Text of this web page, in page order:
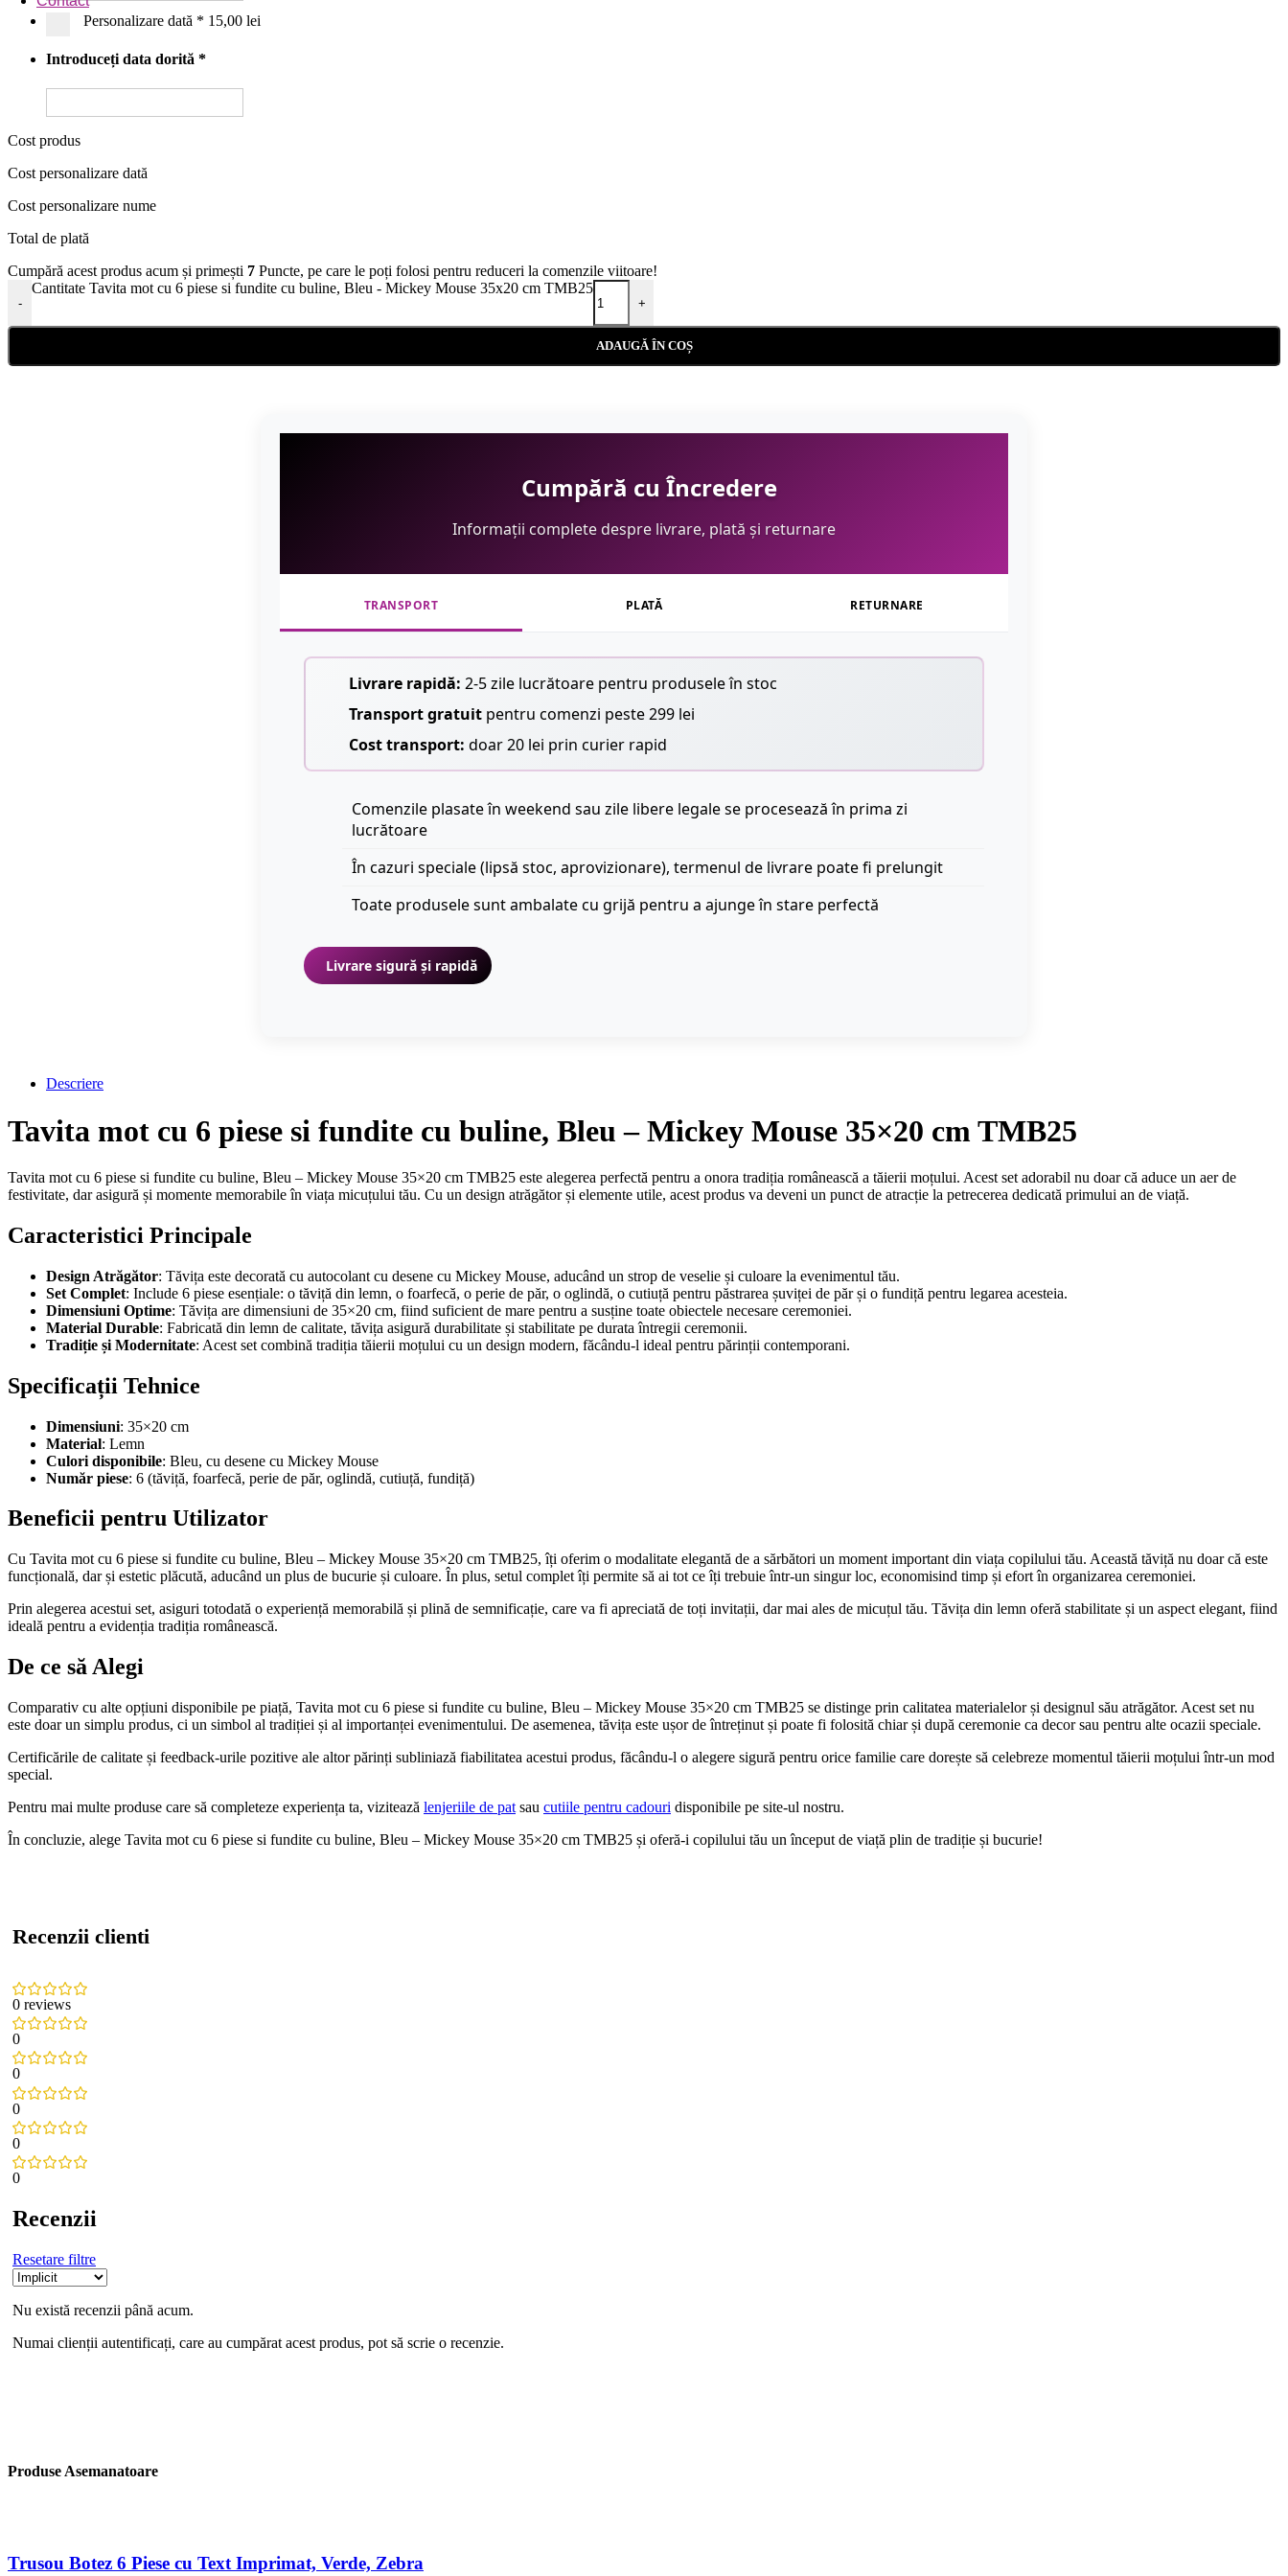
Personalizare dată * 15,00 lei
Introduceți data dorită *
Cost produs
Cost personalizare dată
Cost personalizare nume
Total de plată
Cumpără acest produs acum și primești 7 Puncte, pe care le poți folosi pentru reduceri la comenzile viitoare!
-
Cantitate Tavita mot cu 6 piese si fundite cu buline, Bleu - Mickey Mouse 35x20 cm TMB25
+
ADAUGĂ ÎN COȘ
Cumpără cu Încredere
Informații complete despre livrare, plată și returnare
TRANSPORT PLATĂ RETURNARE
Livrare rapidă: 2-5 zile lucrătoare pentru produsele în stoc
Transport gratuit pentru comenzi peste 299 lei
Cost transport: doar 20 lei prin curier rapid
Comenzile plasate în weekend sau zile libere legale se procesează în prima zi
lucrătoare
În cazuri speciale (lipsă stoc, aprovizionare), termenul de livrare poate fi prelungit
Toate produsele sunt ambalate cu grijă pentru a ajunge în stare perfectă
Livrare sigură și rapidă
Descriere
Tavita mot cu 6 piese si fundite cu buline, Bleu – Mickey Mouse 35×20 cm TMB25
Tavita mot cu 6 piese si fundite cu buline, Bleu – Mickey Mouse 35×20 cm TMB25 este alegerea perfectă pentru a onora tradiția românească a tăierii moțului. Acest set adorabil nu doar că aduce un aer de
festivitate, dar asigură și momente memorabile în viața micuțului tău. Cu un design atrăgător și elemente utile, acest produs va deveni un punct de atracție la petrecerea dedicată primului an de viață.
Caracteristici Principale
Design Atrăgător: Tăvița este decorată cu autocolant cu desene cu Mickey Mouse, aducând un strop de veselie și culoare la evenimentul tău.
Set Complet: Include 6 piese esențiale: o tăviță din lemn, o foarfecă, o perie de păr, o oglindă, o cutiuță pentru păstrarea șuviței de păr și o fundiță pentru legarea acesteia.
Dimensiuni Optime: Tăvița are dimensiuni de 35×20 cm, fiind suficient de mare pentru a susține toate obiectele necesare ceremoniei.
Material Durable: Fabricată din lemn de calitate, tăvița asigură durabilitate și stabilitate pe durata întregii ceremonii.
Tradiție și Modernitate: Acest set combină tradiția tăierii moțului cu un design modern, făcându-l ideal pentru părinții contemporani.
Specificații Tehnice
Dimensiuni: 35×20 cm
Material: Lemn
Culori disponibile: Bleu, cu desene cu Mickey Mouse
Număr piese: 6 (tăviță, foarfecă, perie de păr, oglindă, cutiuță, fundiță)
Beneficii pentru Utilizator
Cu Tavita mot cu 6 piese si fundite cu buline, Bleu – Mickey Mouse 35×20 cm TMB25, îți oferim o modalitate elegantă de a sărbători un moment important din viața copilului tău. Această tăviță nu doar că este
funcțională, dar și estetic plăcută, aducând un plus de bucurie și culoare. În plus, setul complet îți permite să ai tot ce îți trebuie într-un singur loc, economisind timp și efort în organizarea ceremoniei.
Prin alegerea acestui set, asiguri totodată o experiență memorabilă și plină de semnificație, care va fi apreciată de toți invitații, dar mai ales de micuțul tău. Tăvița din lemn oferă stabilitate și un aspect elegant, fiind
ideală pentru a evidenția tradiția românească.
De ce să Alegi
Comparativ cu alte opțiuni disponibile pe piață, Tavita mot cu 6 piese si fundite cu buline, Bleu – Mickey Mouse 35×20 cm TMB25 se distinge prin calitatea materialelor și designul său atrăgător. Acest set nu
este doar un simplu produs, ci un simbol al tradiției și al importanței evenimentului. De asemenea, tăvița este ușor de întreținut și poate fi folosită chiar și după ceremonie ca decor sau pentru alte ocazii speciale.
Certificările de calitate și feedback-urile pozitive ale altor părinți subliniază fiabilitatea acestui produs, făcându-l o alegere sigură pentru orice familie care dorește să celebreze momentul tăierii moțului într-un mod
special.
Pentru mai multe produse care să completeze experiența ta, vizitează lenjeriile de pat sau cutiile pentru cadouri disponibile pe site-ul nostru.
În concluzie, alege Tavita mot cu 6 piese si fundite cu buline, Bleu – Mickey Mouse 35×20 cm TMB25 și oferă-i copilului tău un început de viață plin de tradiție și bucurie!
Recenzii clienti
0 reviews
0
0
0
0
0
Recenzii
Resetare filtre
Nu există recenzii până acum.
Numai clienții autentificați, care au cumpărat acest produs, pot să scrie o recenzie.
Produse Asemanatoare
Trusou Botez 6 Piese cu Text Imprimat, Verde, Zebra